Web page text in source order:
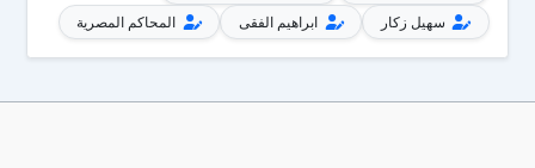
سهيل زكار
ابراهيم الفقى المحاكم المصرية